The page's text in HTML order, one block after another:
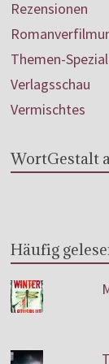
Rezensionen
Themen-
Verlagsschau
Vermischtes
WortGestalt
Häufig